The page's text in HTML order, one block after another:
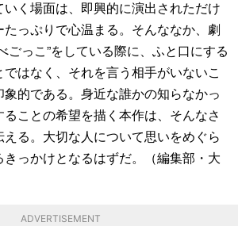
く場面は、即興的に演出されただけ
っぷりで心温まる。そんななか、劇
ごっこ”をしている際に、ふと口にする
ではなく、それを言う相手がいないこ
的である。身近な誰かの知らなかっ
ことの希望を描く本作は、そんなさ
る。大切な人について思いをめぐら
きっかけとなるはずだ。（編集部・大
ADVERTISEMENT